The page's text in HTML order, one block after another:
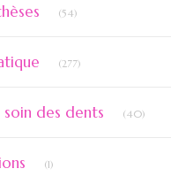
(54)
(277)
des dents (40)
(1)